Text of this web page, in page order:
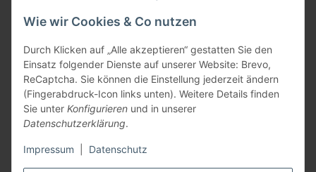
Wie wir Cookies & Co nutzen
Durch Klicken auf „Alle akzeptieren“ gestatten Sie den
Einsatz folgender Dienste auf unserer Website: Brevo,
ReCaptcha. Sie können die Einstellung jederzeit ändern
(Fingerabdruck-Icon links unten). Weitere Details finden
Sie unter Konfigurieren und in unserer
Datenschutzerklärung.
Impressum Datenschutz